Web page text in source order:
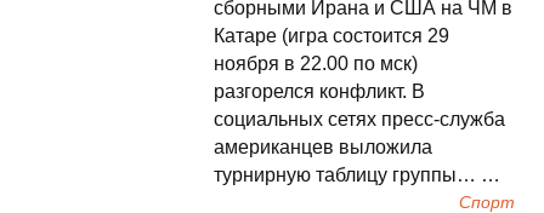
сборными Ирана и США на ЧМ в
Катаре (игра состоится 29
ноября в 22.00 по мск)
разгорелся конфликт. В
социальных сетях пресс-служба
американцев выложила
турнирную таблицу группы… …
Спорт